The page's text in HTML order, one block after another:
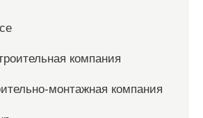
компания
монтажная компания